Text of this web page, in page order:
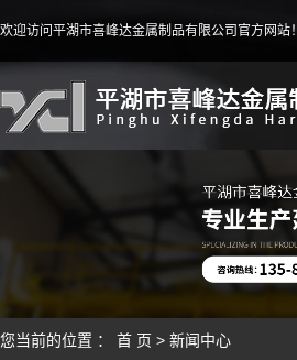
欢迎访问平湖市喜峰达金属制品有限公司官方网站！
您当前的位置 ： 首 页 > 新闻中心